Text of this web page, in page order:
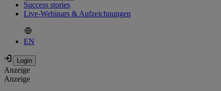
Success stories
Live-Webinars & Aufzeichnungen
EN
Anzeige
Anzeige